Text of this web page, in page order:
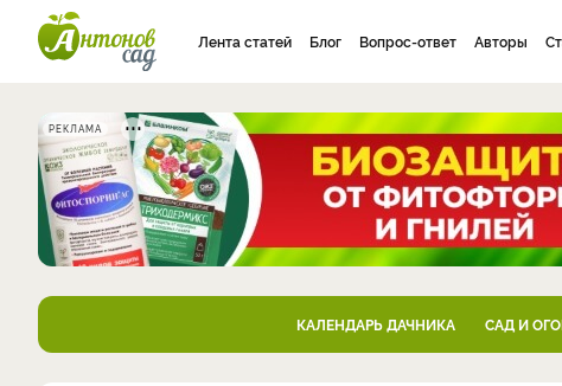
Лента статей Блог Вопрос-ответ Авторы
РЕКЛАМА
КАЛЕНДАРЬ ДАЧНИКА САД И